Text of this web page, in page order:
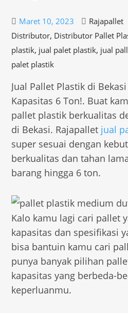
Maret 10, 2023 Rajapallet
Distributor, Distributor Pallet
plastik, jual palet plastik, jual
palet plastik
Jual Pallet Plastik di
Kapasitas 6 Ton!. Buat
pallet plastik berkualitas
di Bekasi. Rajapallet jual
super sesuai dengan
berkualitas dan tahan
barang hingga 6 ton.
Kalo kamu lagi cari pallet
kapasitas dan spesifikasi
bisa bantuin kamu cari
punya banyak pilihan
kapasitas yang berbeda-
keperluanmu.